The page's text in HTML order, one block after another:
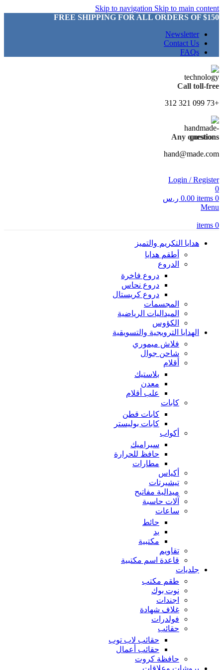
Skip to navigation Skip to main content
FREE SHIPPING FOR ALL ORDERS OF $150
Newsletter
Contact Us
FAQs
Call toll-free
+73 099 321 312
Any questions
hand@made.com
Login / Register
0
0
items
0.00 ر.س
Menu
0
items
هدايا التكريم والتميز
أطقم هدايا
الدروع
دروع فاخرة
دروع نحاس
دروع كريستال
المجسمات
الميداليات الرياضية
الكؤوس
الهدايا الترويجية والتسويقية
فلاش ميموري
شاحن جوال
أقلام
بلاستيك
معدن
علب أقلام
كابات
كابات قطن
كابات بوليستر
أكواب
سيراميك
حافظ للحرارة
مطارات
أكياس
تيشيرتات
ميدالية مفاتيح
آلات حاسبة
ساعات
حائط
يد
مكتبية
تقاويم
قاعدة اسم مكتبية
جلديات
طقم مكتب
نوت بوك
اجندات
غلاف شهادة
فولدرات
حقائب
حقائب لاب توب
حقائب أعمال
حافظة كروت
بروشات وعلاقات